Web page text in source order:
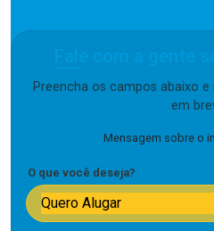
Preencha os campos abaixo
em
Mensagem sobre o
O que você deseja?
Quero Alugar